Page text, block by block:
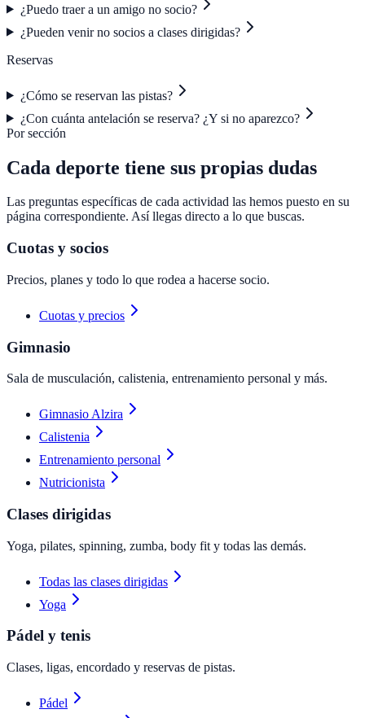
¿Puedo traer a un amigo no socio?
¿Pueden venir no socios a clases dirigidas?
Reservas
¿Cómo se reservan las pistas?
¿Con cuánta antelación se reserva? ¿Y si no aparezco?
Por sección
Cada deporte tiene sus propias dudas
Las preguntas específicas de cada actividad las hemos puesto en su
página correspondiente. Así llegas directo a lo que buscas.
Cuotas y socios
Precios, planes y todo lo que rodea a hacerse socio.
Cuotas y precios
Gimnasio
Sala de musculación, calistenia, entrenamiento personal y más.
Gimnasio Alzira
Calistenia
Entrenamiento personal
Nutricionista
Clases dirigidas
Yoga, pilates, spinning, zumba, body fit y todas las demás.
Todas las clases dirigidas
Yoga
Pádel y tenis
Clases, ligas, encordado y reservas de pistas.
Pádel